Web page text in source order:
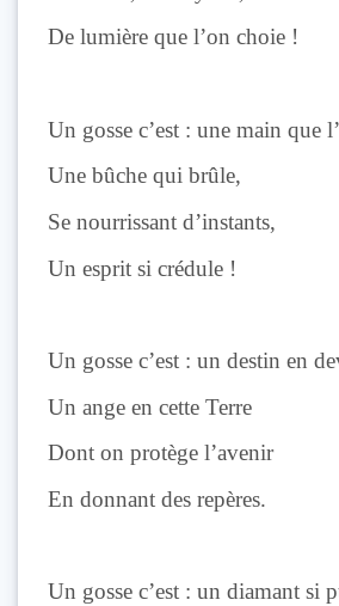
De lumière que l’on choie !
Un gosse c’est : une main que
Une bûche qui brûle,
Se nourrissant d’instants,
Un esprit si crédule !
Un gosse c’est : un destin en
Un ange en cette Terre
Dont on protège l’avenir
En donnant des repères.
Un gosse c’est : un diamant si